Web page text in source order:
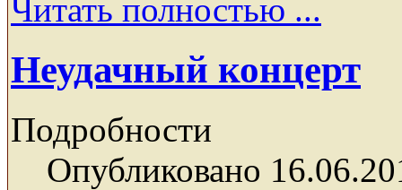
Читать полностью ...
Неудачный концерт
Подробности
Опубликовано